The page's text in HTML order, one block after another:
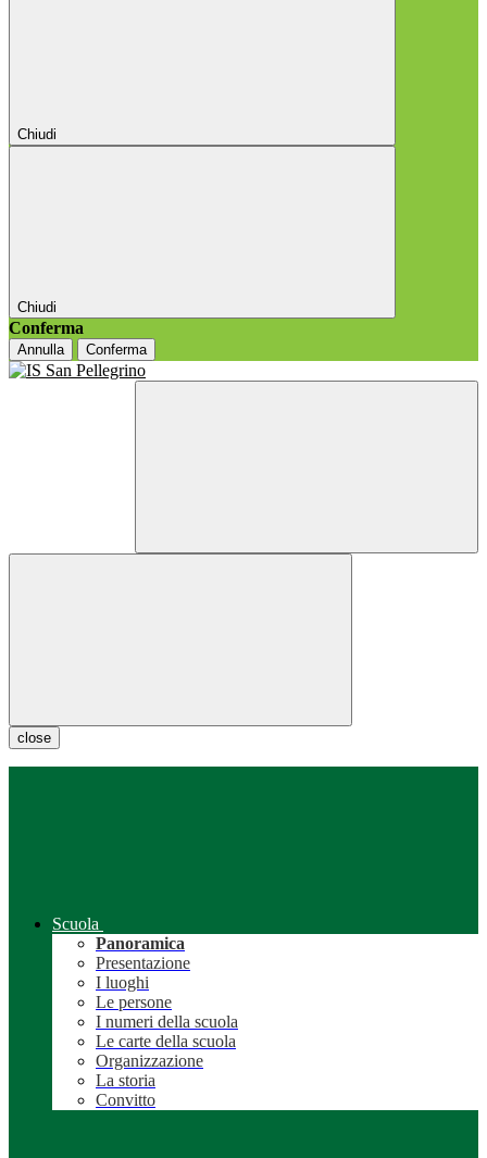
Chiudi
Chiudi
Conferma
Annulla Conferma
close
Scuola
Panoramica
Presentazione
I luoghi
Le persone
I numeri della scuola
Le carte della scuola
Organizzazione
La storia
Convitto